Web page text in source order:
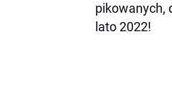
pikowanych,
lato 2022!